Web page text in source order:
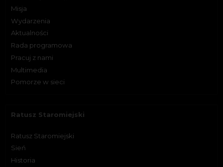
Misja
Wydarzenia
Aktualności
Rada programowa
Pracuj z nami
Multimedia
Pomorze w sieci
Ratusz Staromiejski
Ratusz Staromiejski
Sień
Historia